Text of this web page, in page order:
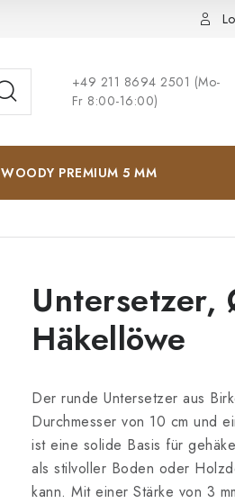
+49 211 8694 2501 (Mo-
Fr 8:00-16:00)
WOODY PREMIUM 5 MM
Untersetzer,
Häkellöwe
Der runde Untersetzer aus
Durchmesser von 10 cm und
ist eine solide Basis für
als stilvoller Boden oder
kann. Mit einer Stärke von 3